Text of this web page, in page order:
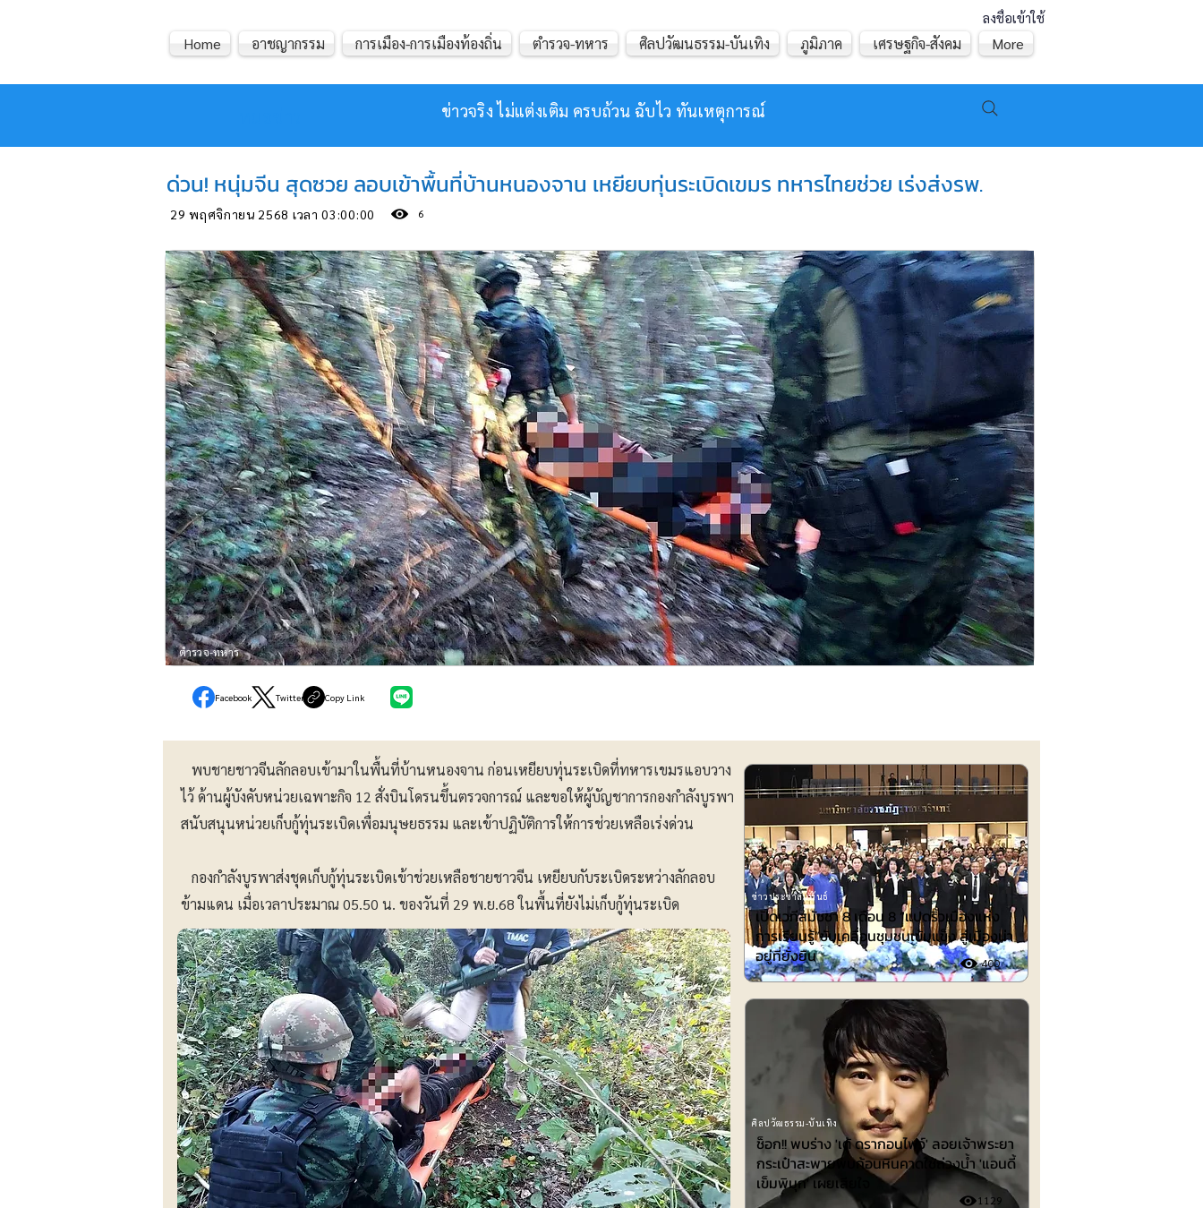
ลงชื่อเข้าใช้
ข่าวจริง ไม่แต่งเติม ครบถ้วน ฉับไว ทันเหตุการณ์
Home อาชญากรรม การเมือง-การเมืองท้องถิ่น ตำรวจ-ทหาร ศิลปวัฒนธรรม-บันเทิง ภูมิภาค เศรษฐกิจ-สังคม More
ด่วน! หนุ่มจีน สุดซวย ลอบเข้าพื้นที่บ้านหนองจาน เหยียบทุ่นระเบิดเขมร ทหารไทยช่วย เร่งส่งรพ.
29 พฤศจิกายน 2568 เวลา 03:00:00 6
ตำรวจ-ทหาร
Facebook Twitter Copy Link
พบชายชาวจีนลักลอบเข้ามาในพื้นที่บ้านหนองจาน ก่อนเหยียบทุ่นระเบิดที่ทหารเขมรแอบวาง
ไว้ ด้านผู้บังคับหน่วยเฉพาะกิจ 12 สั่งบินโดรนขึ้นตรวจการณ์ และขอให้ผู้บัญชาการกองกำลังบูรพา
สนับสนุนหน่วยเก็บกู้ทุ่นระเบิดเพื่อมนุษยธรรม และเข้าปฏิบัติการให้การช่วยเหลือเร่งด่วน
กองกำลังบูรพาส่งชุดเก็บกู้ทุ่นระเบิดเข้าช่วยเหลือชายชาวจีน เหยียบกับระเบิดระหว่างลักลอบ
ข้ามแดน เมื่อเวลาประมาณ 05.50 น. ของวันที่ 29 พ.ย.68 ในพื้นที่ยังไม่เก็บกู้ทุ่นระเบิด
เปิดเวทีสมัชชา 8 เดือน 8 “แปดริ้วเมืองแห่ง
การเรียนรู้”ขับเคลื่อนชุมชนเข้มแข็ง สู่เมืองน่า
อยู่ที่ยั่งยืน
400
ข่าวประชาสัมพันธ์
ช็อก!! พบร่าง 'เต้ ดรากอนไฟว์' ลอยเจ้าพระยา
กระเป๋าสะพายพบก้อนหินคาดใช้ถ่วงน้ำ 'แอนดี้
เข็มพิมุก' เผยเสียใจ
1129
ศิลปวัฒธรรม-บันเทิง